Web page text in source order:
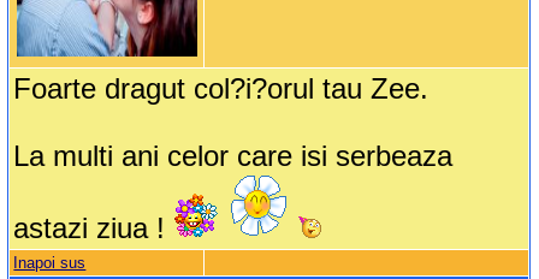
Foarte dragut col?i?orul tau Zee.
La multi ani celor care isi serbeaza
astazi ziua !
Inapoi sus